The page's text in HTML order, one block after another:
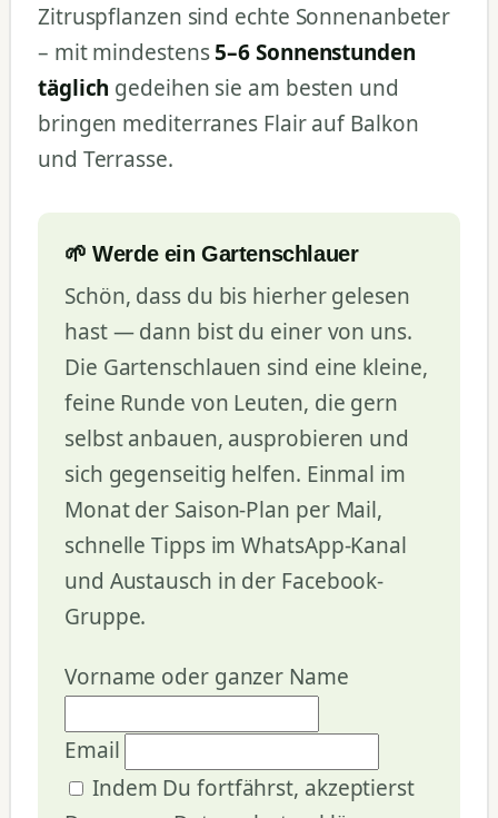
Zitruspflanzen sind echte Sonnenanbeter
– mit mindestens5–6 Sonnenstunden
täglich gedeihen sie am besten und
bringen mediterranes Flair auf Balkon
und Terrasse.
🌱 Werde ein Gartenschlauer
Schön, dass du bis hierher gelesen
hast — dann bist du einer von uns.
Die Gartenschlauen sind eine kleine,
feine Runde von Leuten, die gern
selbst anbauen, ausprobieren und
sich gegenseitig helfen. Einmal im
Monat der Saison-Plan per Mail,
schnelle Tipps im WhatsApp-Kanal
und Austausch in der Facebook-
Gruppe.
Vorname oder ganzer Name
Email
Indem Du fortfährst, akzeptierst